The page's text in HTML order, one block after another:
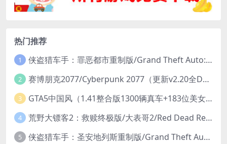
热门推荐
1 侠盗猎车手：罪恶都市重制版/Grand Theft Auto: Vice City – The Definitive Edition
2 赛博朋克2077/Cyberpunk 2077（更新v2.20全DLC）
3 GTA5中国风（1.41整合版1300辆真车+183位美女与英雄+200%存档）
4 荒野大镖客2：救赎终极版/大表哥2/Red Dead Redemption 2: Ultimate Edition（更新v1491.50终极版）
5 侠盗猎车手：圣安地列斯重制版/Grand Theft Auto: San Andreas – The Definitive Edition（更新v1.113.49697469）